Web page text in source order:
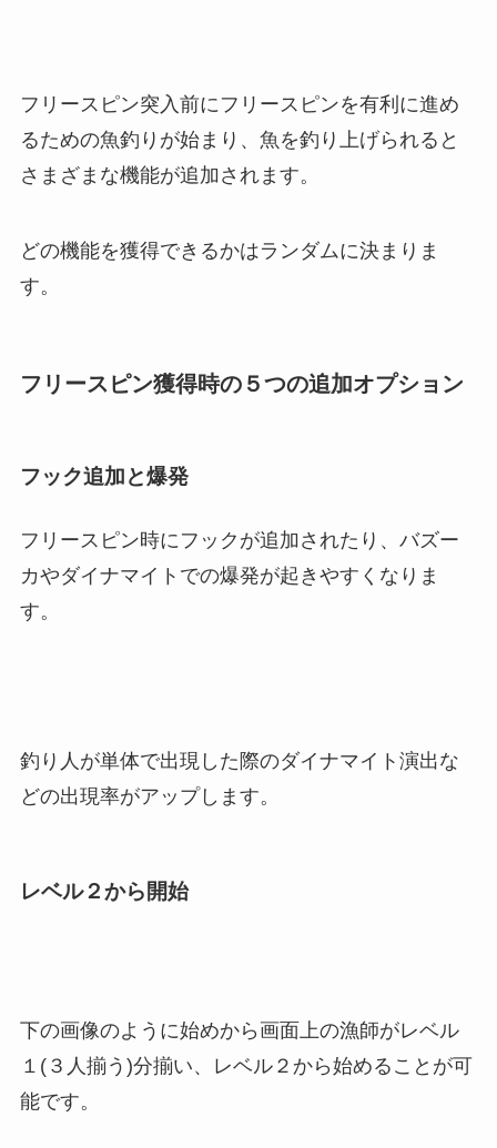
フリースピン突入前にフリースピンを有利に進め
るための魚釣りが始まり、魚を釣り上げられると
さまざまな機能が追加されます。
どの機能を獲得できるかはランダムに決まりま
す。
フリースピン獲得時の５つの追加オプション
フック追加と爆発
フリースピン時にフックが追加されたり、バズー
カやダイナマイトでの爆発が起きやすくなりま
す。
釣り人が単体で出現した際のダイナマイト演出な
どの出現率がアップします。
レベル２から開始
下の画像のように始めから画面上の漁師がレベル
１(３人揃う)分揃い、レベル２から始めることが可
能です。